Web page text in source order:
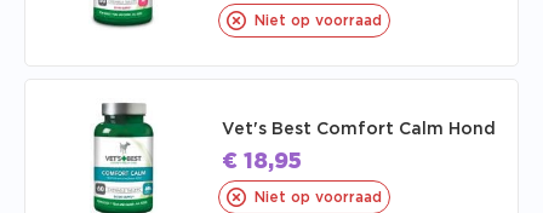
Niet op voorraad
Vet's Best Comfort Calm Hond
€ 18,95
Niet op voorraad